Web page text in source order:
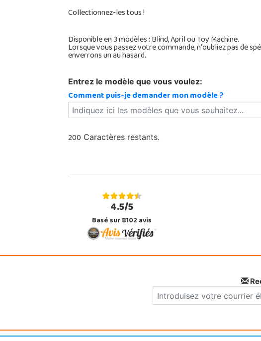
Collectionnez-les tous !
Disponible en 3 modèles : Blind, April ou Toy Machine.
Lorsque vous passez votre commande, n'oubliez pas de
enverrons un au hasard.
Entrez le modèle que vous voulez:
Comment puis-je demander mon modèle ?
200 Caractères restants.
4.5/5
Basé sur 8102 avis